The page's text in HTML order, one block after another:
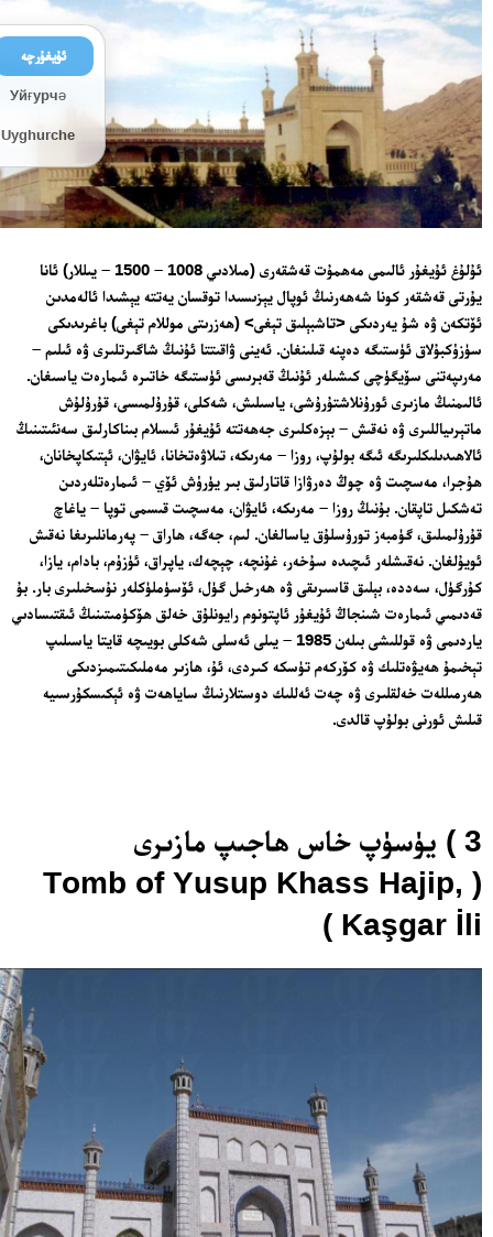
ئۇلۇغ ئۇيغۇر ئالىمى مەھمۇت قەشقەرى (مىلادىي 1008 – 1500 – يىللار) ئانا
يۇرتى قەشقەر كونا شەھەرنىڭ ئوپال يېزىسىدا توقسان يەتتە يېشىدا ئالەمدىن
ئۆتكەن ۋە شۇ يەردىكى <تاشبېلىق تېغى> (ھەزرىتى موللام تېغى) باغرىدىكى
سۈزۈكبۇلاق ئۈستىگە دەپنە قىلىنغان. ئەينى ۋاقىتتا ئۇنىڭ شاگىرتلىرى ۋە ئىلىم –
مەرىپەتنى سۆيگۈچى كىشىلەر ئۇنىڭ قەبرىسى ئۈستىگە خاتىرە ئىمارەت ياسىغان.
ئالىمنىڭ مازىرى ئورۇنلاشتۇرۇشى، ياسىلىش، شەكلى، قۇرۇلمىسى، قۇرۇلۇش
ماتېرىياللىرى ۋە نەقىش – بېزەكلىرى جەھەتتە ئۇيغۇر ئىسلام بىناكارلىق سەنئىتىنىڭ
ئالاھىدىلىكلىرىگە ئىگە بولۇپ، روزا – مەرىكە، تىلاۋەتخانا، ئايۋان، ئېتىكاپخانان،
ھۇجرا، مەسچىت ۋە چوڭ دەرۋازا قاتارلىق بىر يۈرۈش ئۆي – ئىمارەتلەردىن
تەشكىل تاپقان. بۇنىڭ روزا – مەرىكە، ئايۋان، مەسچىت قىسمى توپا – ياغاچ
قۇرۇلمىلىق، گۈمبەز تورۇسلۇق ياسالغان. لىم، جەگە، ھاراق – پەرمانلىرىغا نەقىش
ئويۇلغان. نەقىشلەر ئىچىدە سۇخەر، غۇنچە، چېچەك، ياپراق، ئۈزۈم، بادام، يازا،
كۇرگۈل، سەددە، بېلىق قاسىرىقى ۋە ھەرخىل گۈل، ئۆسۈملۈكلەر نۇسخىلىرى بار. بۇ
قەدىمىي ئىمارەت شىنجاڭ ئۇيغۇر ئاپتونوم رايونلۇق خەلق ھۆكۈمىتىنىڭ ئىقتىسادىي
ياردىمى ۋە قوللىشى بىلەن 1985 – يىلى ئەسلى شەكلى بويىچە قايتا ياسىلىپ
تېخىمۇ ھەيۋەتلىك ۋە كۆركەم تۈسكە كىردى، ئۇ، ھازىر مەملىكىتىمىزدىكى
ھەرمىللەت خەلقلىرى ۋە چەت ئەللىك دوستلارنىڭ ساياھەت ۋە ئېكىسكۇرسىيە
قىلىش ئورنى بولۇپ قالدى.
3 ) يۈسۈپ خاس ھاجىپ مازىرى
( Tomb of Yusup Khass Hajip,
Kaşgar İli )
ئۇيغۇرچە
Уйғурчә
Uyghurche